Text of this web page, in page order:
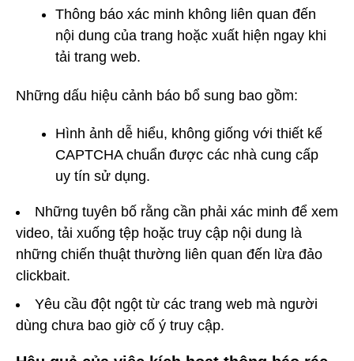
Thông báo xác minh không liên quan đến
nội dung của trang hoặc xuất hiện ngay khi
tải trang web.
Những dấu hiệu cảnh báo bổ sung bao gồm:
Hình ảnh dễ hiểu, không giống với thiết kế
CAPTCHA chuẩn được các nhà cung cấp
uy tín sử dụng.
Những tuyên bố rằng cần phải xác minh để xem
video, tải xuống tệp hoặc truy cập nội dung là
những chiến thuật thường liên quan đến lừa đảo
clickbait.
Yêu cầu đột ngột từ các trang web mà người
dùng chưa bao giờ cố ý truy cập.